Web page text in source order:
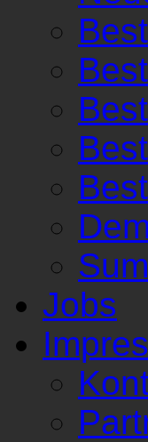
Jobs